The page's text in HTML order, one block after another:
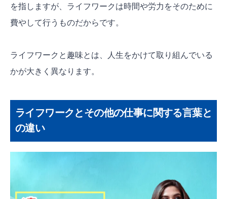
を指しますが、ライフワークは時間や労力をそのために
費やして行うものだからです。
ライフワークと趣味とは、人生をかけて取り組んでいる
かが大きく異なります。
ライフワークとその他の仕事に関する言葉と
の違い